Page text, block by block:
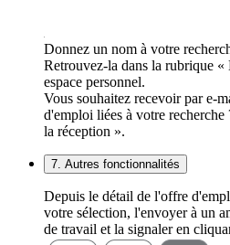
Donnez un nom à votre
Retrouvez-la dans la rubrique
espace personnel.
Vous souhaitez recevoir par e-
d'emploi liées à votre
la réception ».
7. Autres fonctionnalités
Depuis le détail de l'offre
votre sélection, l'envoyer à un
de travail et la signaler en